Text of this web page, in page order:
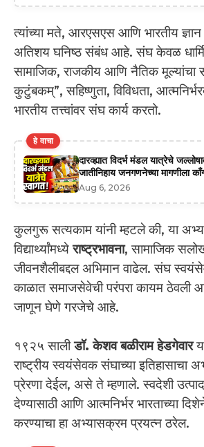
त्यांच्या मते, आरएसएस आणि भारतीय ज्ञान
अतिशय घनिष्ठ संबंध आहे. संघ केवळ
सामाजिक, राजकीय आणि नैतिक
कुटुंबकम्”, सहिष्णुता, विविधता,
भारतीय तत्त्वांवर संघ कार्य करतो.
हे वाचा
दारव्ह्यात विदर्भ मंडल यात्रेचे
जातीनिहाय जनगणनेच्या मागणीला
Aug 6, 2026
कुलगुरू सत्यकाम यांनी म्हटले की, या
विद्यार्थ्यांमध्येराष्ट्रभावना, सामाजिक
जीवनशैलीबद्दल अभिमान वाढेल. संघ
काळात समाजसेवेची परंपरा कायम ठेवली आहे,
जाणून घेणे गरजेचे आहे.
१९२५ सालीडॉ. केशव बळीराम हेडगेवार
राष्ट्रीय स्वयंसेवक संघाच्या इतिहासाचा
प्रेरणा देईल, असे ते म्हणाले. स्वदेशी
देण्यासाठी आणि आत्मनिर्भर भारताच्या
करण्याचा हा अभ्यासक्रम प्रयत्न ठरेल.